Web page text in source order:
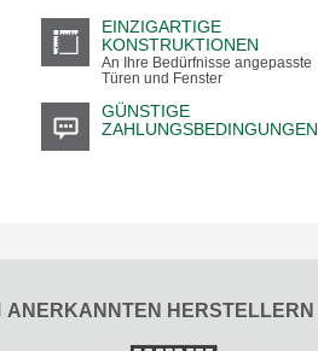
EINZIGARTIGE
KONSTRUKTIONEN
An Ihre Bedürfnisse angepasste
Türen und Fenster
GÜNSTIGE
ZAHLUNGSBEDINGUNGEN
ANERKANNTEN HERSTELLERN